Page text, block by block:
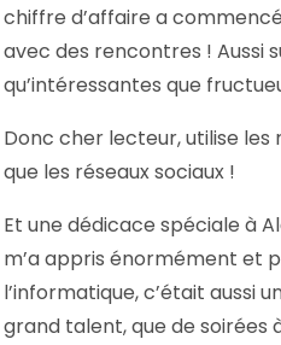
chiffre d’affaire a
avec des rencontres ! Aussi
qu’intéressantes que
Donc cher lecteur, utilise les
que les réseaux sociaux !
Et une dédicace spéciale à
m’a appris énormément et
l’informatique, c’était aussi
grand talent, que de soirées